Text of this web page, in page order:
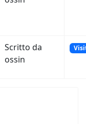
Scritto da
ossin